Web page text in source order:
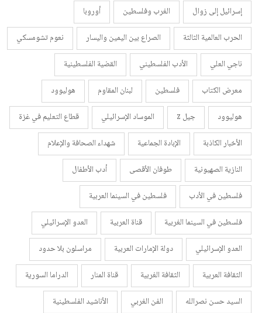
إسرائيل إلى زوال
الغرب وفلسطين
أوروبا
الحرب العالمية الثالثة
الصراع بين اليمين واليسار
نعوم تشومسكي
ناجي العلي
الأدب الفلسطيني
القضية الفلسطينية
معرض الكتاب
فلسطين لبنان المقاوم
هوليوود
هوليوود
جيل z الموساد الإسرائيلي
قطاع التعليم في غزة
الأخبار الكاذبة
الإبادة الجماعية
شهداء الصحافة والإعلام
النازية الصهيونية
طوفان الأقصى
أدب الأطفال
فلسطين في الأدب
فلسطين في السينما العربية
فلسطين في السينما الغربية
قناة العربية
العدو الإسرائيلي
العدو الإسرائيلي
دولة الإمارات العربية
مراسلون بلا حدود
الثقافة العربية
الثقافة الغربية قناة المنار
الدراما السورية
السيد حسن نصرالله
الفن الغربي
الأناشيد الفلسطينية